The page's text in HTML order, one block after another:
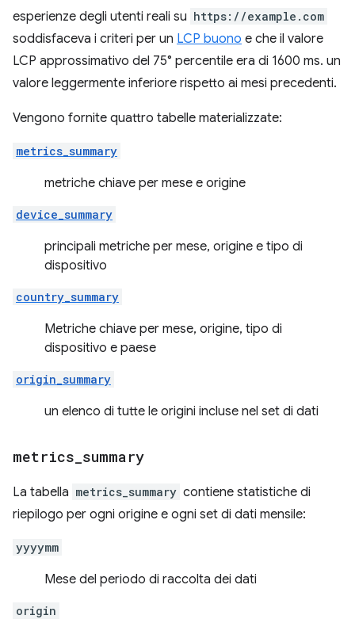
esperienze degli utenti reali su https://example.com
soddisfaceva i criteri per un LCP buono e che il valore
LCP approssimativo del 75° percentile era di 1600 ms. un
valore leggermente inferiore rispetto ai mesi precedenti.
Vengono fornite quattro tabelle materializzate:
metrics_summary
metriche chiave per mese e origine
device_summary
principali metriche per mese, origine e tipo di
dispositivo
country_summary
Metriche chiave per mese, origine, tipo di
dispositivo e paese
origin_summary
un elenco di tutte le origini incluse nel set di dati
metrics summary
La tabella metrics_summary contiene statistiche di
riepilogo per ogni origine e ogni set di dati mensile:
yyyymm
Mese del periodo di raccolta dei dati
origin